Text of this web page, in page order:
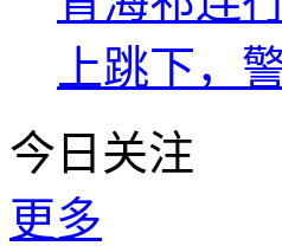
上跳下，
今日关注
更多